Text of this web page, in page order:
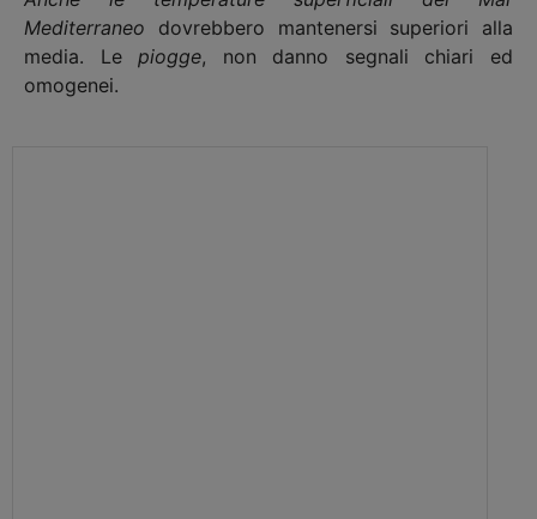
Mediterraneo dovrebbero mantenersi superiori alla
media. Lepiogge, non danno segnali chiari ed
omogenei.